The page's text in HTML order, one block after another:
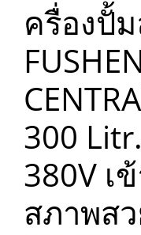
ครื่องปั้
300
380V เ
สภาพส